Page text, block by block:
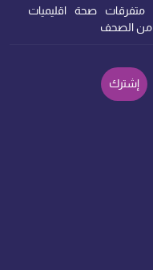
متفرقات صحة
اقليميات
من الصحف
إشترك